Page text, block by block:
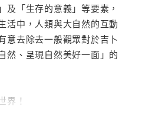
及「生存的意義」等要素，
活中，人類與大自然的互動
意去除去一般觀眾對於吉卜
然、呈現自然美好一面」的
界！